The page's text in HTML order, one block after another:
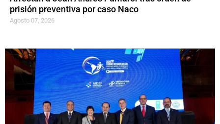
prisión preventiva por caso Naco
Agosto 07, 2026